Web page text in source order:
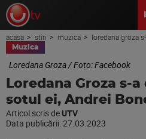
acasa stiri muzica loredana groza
Muzica
Loredana Groza / Foto: Facebook
Loredana Groza s-
sotul ei, Andrei
Articol scris de UTV
Data publicării:27.03.2023